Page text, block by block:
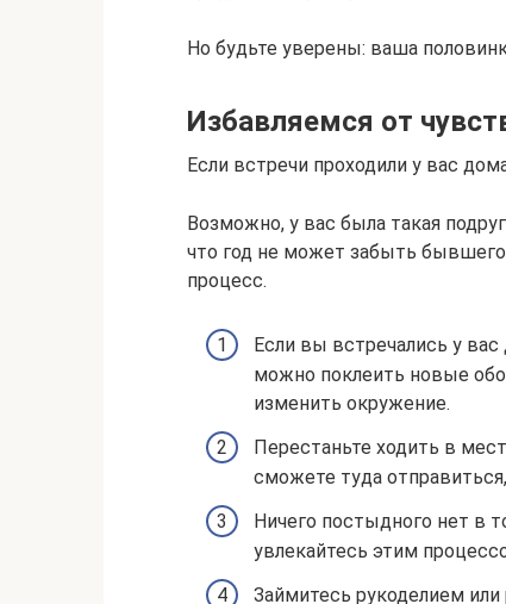
Но будьте уверены: ваша
Избавляемся от
Если встречи проходили у вас
Возможно, у вас была такая
что год не может забыть
процесс.
Если вы встречались у
можно поклеить новые
изменить окружение.
Перестаньте ходить в
сможете туда
Ничего постыдного нет в
увлекайтесь этим
Займитесь рукоделием